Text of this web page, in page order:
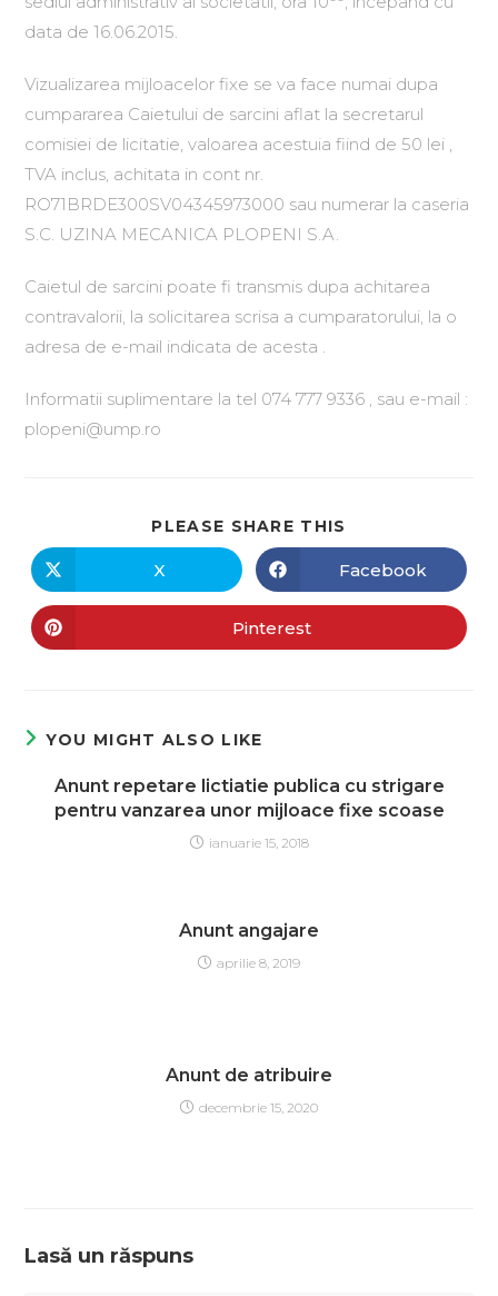
data de 16.06.2015.
Vizualizarea mijloacelor fixe se va face numai dupa
cumpararea Caietului de sarcini aflat la secretarul
comisiei de licitatie, valoarea acestuia fiind de 50 lei ,
TVA inclus, achitata in cont nr.
RO71BRDE300SV04345973000 sau numerar la caseria
S.C. UZINA MECANICA PLOPENI S.A.
Caietul de sarcini poate fi transmis dupa achitarea
contravalorii, la solicitarea scrisa a cumparatorului, la o
adresa de e-mail indicata de acesta .
Informatii suplimentare la tel 074 777 9336 , sau e-mail :
plopeni@ump.ro
PLEASE SHARE THIS
X Facebook
Pinterest
YOU MIGHT ALSO LIKE
Anunt repetare lictiatie publica cu strigare
pentru vanzarea unor mijloace fixe scoase
ianuarie 15, 2018
Anunt angajare
aprilie 8, 2019
Anunt de atribuire
decembrie 15, 2020
Lasă un răspuns